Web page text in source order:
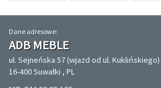
Dane adresowe:
ADB MEBLE
ul. Sejneńska 57 (wjazd od ul. Kuklińskiego)
16-400 Suwałki , PL